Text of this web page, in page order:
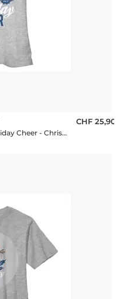
Disney - La Reine des neiges - Olaf Holiday Cheer - Christmas - Femme T-shirt
CHF 25,90